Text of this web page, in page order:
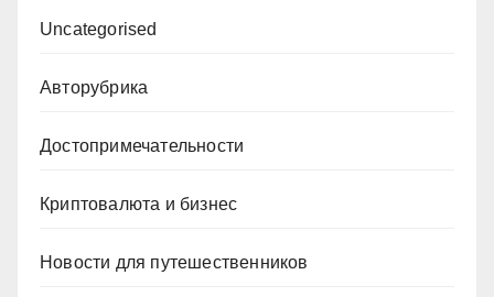
Uncategorised
Авторубрика
Достопримечательности
Криптовалюта и бизнес
Новости для путешественников